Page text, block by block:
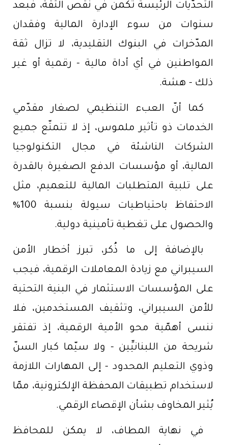
التحدّيات الرئيسة تكمن في نقص الثقة، فبعد
سنوات من سوء الإدارة المالية وفقدان
المدّخرات في البنوك التقليدية، لا تزال ثقة
المواطنين في أي أداة مالية - رقمية أو غير
ذلك - هشة.
كما أنّ العبء التنظيمي لصغار مقدّمي
الخدمات ذو تأثير ملموس، إذ لا تتمتّع جميع
الشركات الناشئة في مجال التكنولوجيا
المالية، أو مؤسسات الدفع الصغيرة بالقدرة
على تلبية المتطلبات المالية للتعميم، مثل
الاحتفاظ باحتياطيات سيولة بنسبة 100%
والحصول على تغطية تأمينية دولية.
بالإضافة إلى ما ذُكر، تبرز أخطار الأمن
السيبراني مع زيادة المعاملات الرقمية، فيجب
على المؤسسات الاستثمار في البنية التحتية
للأمن السيبراني، وتثقيف المستخدمين، فلا
ننسى أهمّية محو الأمية الرقمية، إذ تفتقر
شريحة من اللبنانيِّين - ولا سيّما كبار السنّ
وذوي التعليم المحدود - إلى المهارات اللازمة
لاستخدام تطبيقات المحفظة الإلكترونية، ممّا
يُثير المخاوف بشأن الإقصاء الرقمي.
في نهاية المطاف، لا يمكن للمحافظ